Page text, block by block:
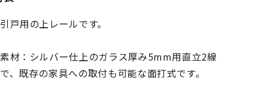
戸用の上レールです。
材：シルバー仕上のガラス厚み5mm用直立2線
、既存の家具への取付も可能な面打式です。